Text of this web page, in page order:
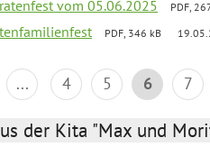
vom 05.06.2025 PDF,
PDF, 346 kB
... 4 5 6 7
der Kita "Max und